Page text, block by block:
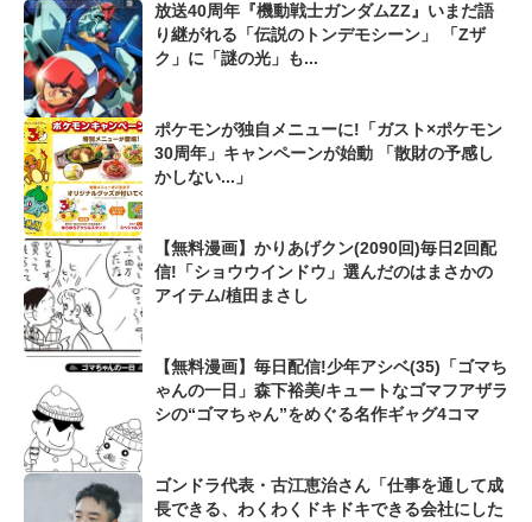
放送40周年『機動戦士ガンダムZZ』いまだ語
り継がれる「伝説のトンデモシーン」 「Zザ
ク」に「謎の光」も...
ポケモンが独自メニューに!「ガスト×ポケモン
30周年」キャンペーンが始動 「散財の予感し
かしない...」
【無料漫画】かりあげクン(2090回)毎日2回配
信!「ショウウインドウ」選んだのはまさかの
アイテム/植田まさし
【無料漫画】毎日配信!少年アシベ(35)「ゴマち
ゃんの一日」森下裕美/キュートなゴマフアザラ
シの“ゴマちゃん”をめぐる名作ギャグ4コマ
ゴンドラ代表・古江恵治さん「仕事を通して成
長できる、わくわくドキドキできる会社にした